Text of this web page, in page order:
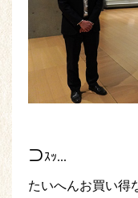
⊃ｽｯ...
たいへんお買い得